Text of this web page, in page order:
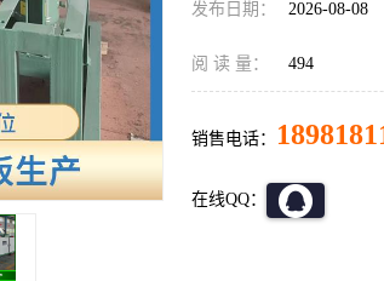
发布日期： 2026-08-08
阅 读 量： 494
销售电话：
在线QQ：